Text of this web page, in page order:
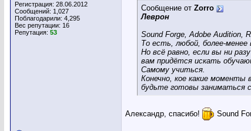
Регистрация: 28.06.2012
Сообщений: 1,027
Поблагодарили: 4,295
Вес репутации: 16
Репутация: 53
Сообщение от Zorro
Леврон
Sound Forge, Adobe Audition,
То есть, любой, более-менее
Но всё равно, если вы ни
вам придётся искать
Самому учиться.
Конечно, кое какие моменты
будьте готовы заниматься
Александр, спасибо! Sound